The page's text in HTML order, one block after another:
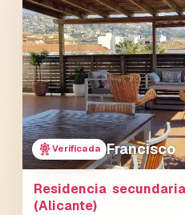
Verificada Francisco
Residencia
(Alicante)